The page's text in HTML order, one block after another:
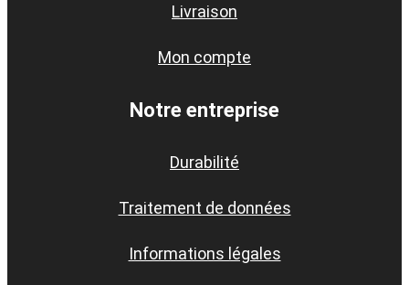
Livraison
Mon compte
Notre entreprise
Durabilité
Traitement de données
Informations légales